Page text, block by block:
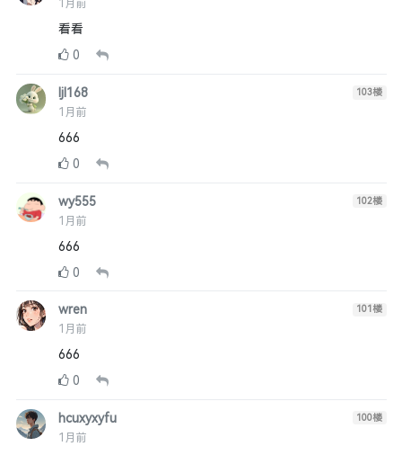
1月前
看看
0
ljl168
1月前
103楼
666
0
wy555
1月前
102楼
666
0
wren
1月前
101楼
666
0
hcuxyxyfu
1月前
100楼